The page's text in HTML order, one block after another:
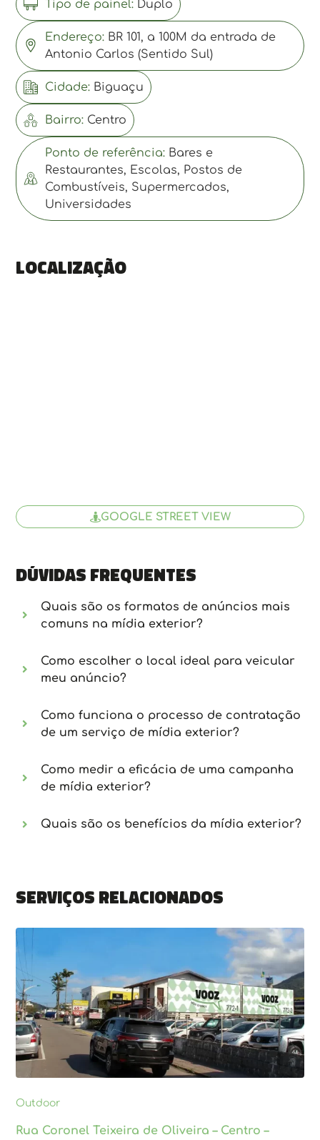
Tipo de painel: Duplo
Endereço: BR 101, a 100M da entrada de
Antonio Carlos (Sentido Sul)
Cidade: Biguaçu
Bairro: Centro
Ponto de referência: Bares e
Restaurantes, Escolas, Postos de
Combustíveis, Supermercados,
Universidades
Localização
GOOGLE STREET VIEW
Dúvidas frequentes
Quais são os formatos de anúncios mais
comuns na mídia exterior?
Como escolher o local ideal para veicular
meu anúncio?
Como funciona o processo de contratação
de um serviço de mídia exterior?
Como medir a eficácia de uma campanha
de mídia exterior?
Quais são os benefícios da mídia exterior?
Serviços relacionados
Outdoor
Rua Coronel Teixeira de Oliveira – Centro –